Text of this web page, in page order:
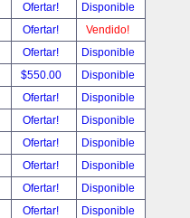
Ofertar!
Disponible
Ofertar!
Vendido!
Ofertar!
Disponible
$550.00
Disponible
Ofertar!
Disponible
Ofertar!
Disponible
Ofertar!
Disponible
Ofertar!
Disponible
Ofertar!
Disponible
Ofertar!
Disponible